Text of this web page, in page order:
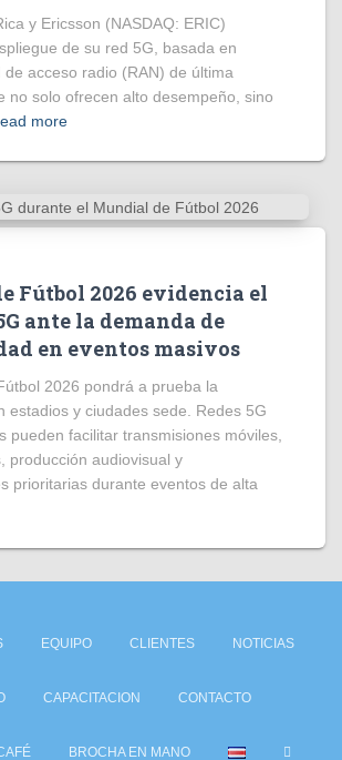
y Ericsson (NASDAQ: ERIC)
de su red 5G, basada en
acceso radio (RAN) de última
no solo ofrecen alto desempeño, sino
more
Fútbol 2026 evidencia el
ante la demanda de
en eventos masivos
2026 pondrá a prueba la
estadios y ciudades sede. Redes 5G
pueden facilitar transmisiones móviles,
producción audiovisual y
prioritarias durante eventos de alta
EQUIPO CLIENTES NOTICIAS
CAPACITACION CONTACTO
BROCHA EN MANO